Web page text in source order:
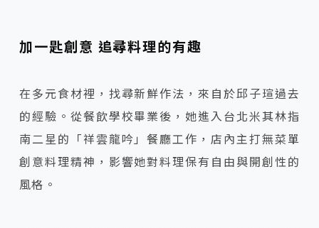
加一匙創意 追尋料理的有趣
在多元食材裡，找尋新鮮作法，來自於邱子瑄過去
的經驗。從餐飲學校畢業後，她進入台北米其林指
南二星的「祥雲龍吟」餐廳工作，店內主打無菜單
創意料理精神，影響她對料理保有自由與開創性的
風格。